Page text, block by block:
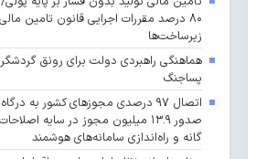
۸۰ درصد مقررات اجرایی قانون تامین
زیرساخت‌ها
هماهنگی راهبردی دولت برای رونق
پساجنگ
اتصال ۹۷ درصدی مجوزهای کشور به
گانه و راه‌اندازی سامانه‌های هوشمند